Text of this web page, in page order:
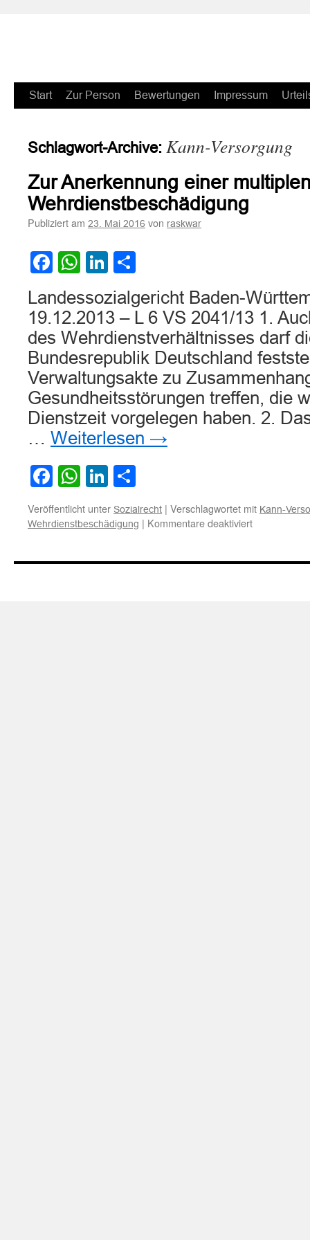
Zum
springen
Start Zur Person Bewertungen Impressum
Schlagwort-Archive: Kann-Versorgung
Zur Anerkennung einer
Wehrdienstbeschädigung
Publiziert am 23. Mai 2016 von raskwar
Facebook
WhatsApp
LinkedIn
Landessozialgericht Baden-
19.12.2013 – L 6 VS 2041/13 1.
des Wehrdienstverhältnisses darf
Bundesrepublik Deutschland
Verwaltungsakte zu
Gesundheitsstörungen treffen, die
Dienstzeit vorgelegen haben. 2.
… Weiterlesen →
Facebook
WhatsApp
LinkedIn
Veröffentlicht unter Sozialrecht | Verschlagwortet mit Kann-
Wehrdienstbeschädigung | Kommentare deaktiviertfür
einer